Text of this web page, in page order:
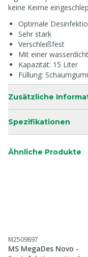
keine Keime
Optimale
Sehr stark
Verschleißfest
Mit einer
Kapazität: 15 Liter
Füllung:
Zusätzliche
Spezifikationen
Ähnliche Produkte
M2509897
MS MegaDes Novo -